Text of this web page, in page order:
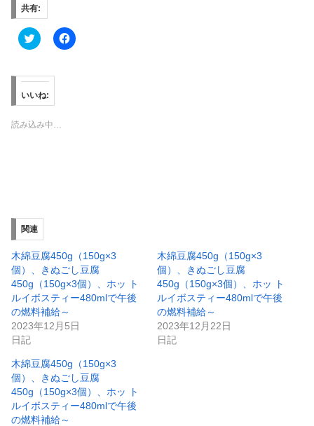
共有:
ク
リ
し
て
T
w
i
t
ウ
ィ
ン
ウ
で
開
き
ま
す
)
F
a
い
(
新
し
い
ウ
ン
ド
き
ま
す
)
いいね:
読み込み中…
関連
木綿豆腐450g（150g×3
個）、きぬごし豆腐
450g（150g×3個）、ホッ ト
ルイボスティー480mlで午後
の燃料補給～
2023年12月5日
日記
木綿豆腐450g（150g×3
個）、きぬごし豆腐
450g（150g×3個）、ホッ ト
ルイボスティー480mlで午後
の燃料補給～
2023年12月22日
日記
木綿豆腐450g（150g×3
個）、きぬごし豆腐
450g（150g×3個）、ホッ ト
ルイボスティー480mlで午後
の燃料補給～